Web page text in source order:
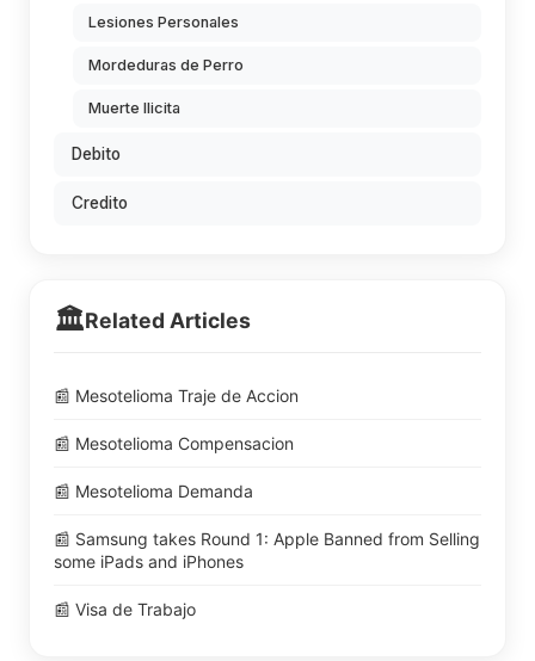
Lesiones Personales
Mordeduras de Perro
Muerte Ilicita
Debito
Credito
🏛️Related Articles
📰 Mesotelioma Traje de Accion
📰 Mesotelioma Compensacion
📰 Mesotelioma Demanda
📰 Samsung takes Round 1: Apple Banned from Selling
some iPads and iPhones
📰 Visa de Trabajo